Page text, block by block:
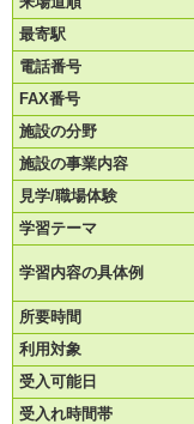
最寄駅
電話番号
FAX番号
施設の分野
施設の事業内容
見学/職場体験
学習テーマ
学習内容の具体例
所要時間
利用対象
受入可能日
受入れ時間帯